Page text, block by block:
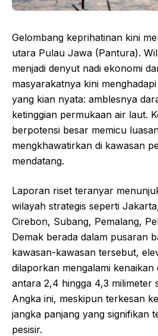
Gelombang keprihatinan kini
utara Pulau Jawa (Pantura).
menjadi denyut nadi ekonomi
masyarakatnya kini
yang kian nyata: amblesnya
ketinggian permukaan air laut.
berpotensi besar memicu
mengkhawatirkan di kawasan
mendatang.
Laporan riset teranyar
wilayah strategis seperti
Cirebon, Subang, Pemalang,
Demak berada dalam pusaran
kawasan-kawasan tersebut,
dilaporkan mengalami
antara 2,4 hingga 4,3 milimeter
Angka ini, meskipun terkesan
jangka panjang yang signifikan
pesisir.